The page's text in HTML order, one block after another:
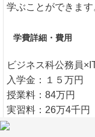
学ぶことができます
学費詳細・費用
ビジネス科公務員
入学金：１５万円
授業料：84万円
実習料：26万4千円
施設費：21万2千円